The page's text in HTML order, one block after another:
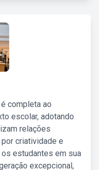
completa ao
escolar, adotando
relações
criatividade e
estudantes em sua
excepcional,